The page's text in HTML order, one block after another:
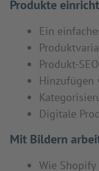
Produkte
Ein
Produkt-
Hinzufügen
Digitale
Mit Bildern
Wie